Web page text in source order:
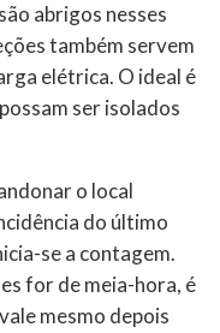
abrigos nesses
também servem
elétrica. O ideal é
ser isolados
o local
do último
se a contagem.
for de meia-hora, é
mesmo depois